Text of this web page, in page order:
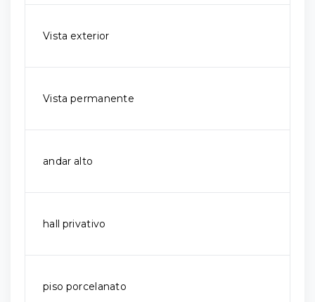
Vista exterior
Vista permanente
andar alto
hall privativo
piso porcelanato